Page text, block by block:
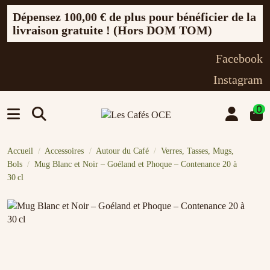
Dépensez 100,00 € de plus pour bénéficier de la
livraison gratuite ! (Hors DOM TOM)
Facebook
Instagram
0
Accueil Accessoires Autour du Café
Verres, Tasses, Mugs,
Bols
Mug Blanc et Noir – Goéland et Phoque – Contenance 20 à
30 cl